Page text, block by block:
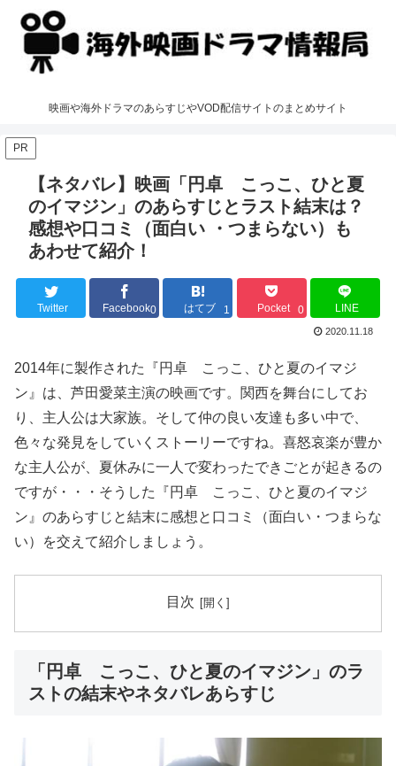
映画や海外ドラマのあらすじやVOD配信サイトのまとめサイト
PR
【ネタバレ】映画「円卓 こっこ、ひと夏
のイマジン」のあらすじとラスト結末は？
感想や口コミ（面白い ・つまらない）も
あわせて紹介！
Twitter Facebook0 はてブ 1 Pocket 0 LINE
2020.11.18
2014年に製作された『円卓 こっこ、ひと夏のイマジ
ン』は、芦田愛菜主演の映画です。関西を舞台にしてお
り、主人公は大家族。そして仲の良い友達も多い中で、
色々な発見をしていくストーリーですね。喜怒哀楽が豊か
な主人公が、夏休みに一人で変わったできごとが起きるの
ですが・・・そうした『円卓 こっこ、ひと夏のイマジ
ン』のあらすじと結末に感想と口コミ（面白い・つまらな
い）を交えて紹介しましょう。
目次
「円卓 こっこ、ひと夏のイマジン」のラ
ストの結末やネタバレあらすじ